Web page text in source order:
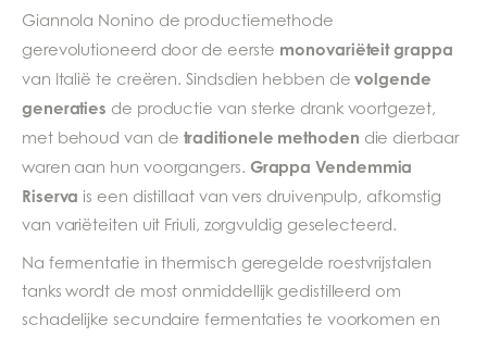
Giannola Nonino de productiemethode
gerevolutioneerd door de eerste monovariëteit grappa
van Italië te creëren. Sindsdien hebben devolgende
generaties de productie van sterke drank voortgezet,
met behoud van de traditionele methoden die dierbaar
waren aan hun voorgangers. Grappa Vendemmia
Riserva is een distillaat van vers druivenpulp, afkomstig
van variëteiten uit Friuli, zorgvuldig geselecteerd.
Na fermentatie in thermisch geregelde roestvrijstalen
tanks wordt de most onmiddellijk gedistilleerd om
schadelijke secundaire fermentaties te voorkomen en